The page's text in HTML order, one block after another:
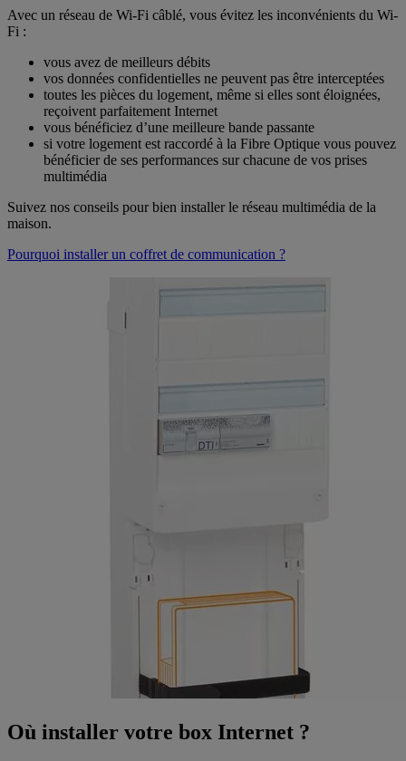
Avec un réseau de Wi-Fi câblé, vous évitez les inconvénients du Wi-
Fi :
vous avez de meilleurs débits
vos données confidentielles ne peuvent pas être interceptées
toutes les pièces du logement, même si elles sont éloignées,
reçoivent parfaitement Internet
vous bénéficiez d’une meilleure bande passante
si votre logement est raccordé à la Fibre Optique vous pouvez
bénéficier de ses performances sur chacune de vos prises
multimédia
Suivez nos conseils pour bien installer le réseau multimédia de la
maison.
Pourquoi installer un coffret de communication ?
Où installer votre box Internet ?